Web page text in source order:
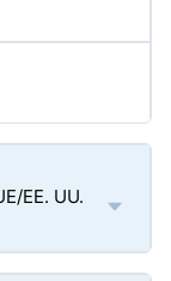
EE. UU.